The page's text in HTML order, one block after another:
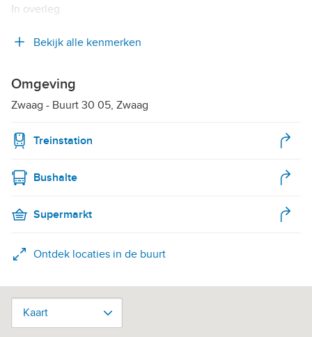
In overleg
Bekijk alle kenmerken
Omgeving
Zwaag - Buurt 30 05, Zwaag
Treinstation
Bushalte
Supermarkt
Ontdek locaties in de buurt
Kaart
Kaart